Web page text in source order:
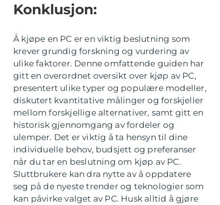
Konklusjon:
Å kjøpe en PC er en viktig beslutning som
krever grundig forskning og vurdering av
ulike faktorer. Denne omfattende guiden har
gitt en overordnet oversikt over kjøp av PC,
presentert ulike typer og populære modeller,
diskutert kvantitative målinger og forskjeller
mellom forskjellige alternativer, samt gitt en
historisk gjennomgang av fordeler og
ulemper. Det er viktig å ta hensyn til dine
individuelle behov, budsjett og preferanser
når du tar en beslutning om kjøp av PC.
Sluttbrukere kan dra nytte av å oppdatere
seg på de nyeste trender og teknologier som
kan påvirke valget av PC. Husk alltid å gjøre